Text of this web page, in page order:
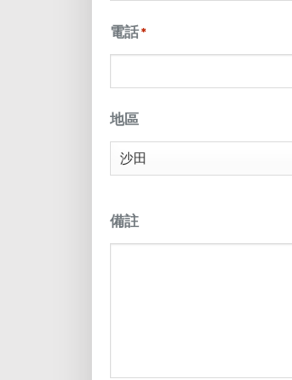
YYYY
電話 *
地區
備註